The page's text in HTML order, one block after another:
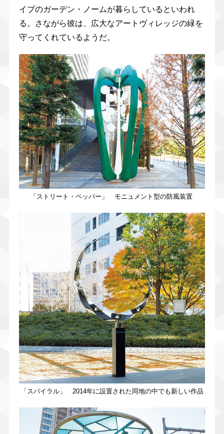
イプのガーデン・ノームが暮らしているといわれ
る。さながら彼は、広大なアートヴィレッジの緑を
守ってくれているようだ。
「ストリート・ペッパー」 モニュメント型の防風装置
「スパイラル」 2014年に設置された同地の中でも新しい作品